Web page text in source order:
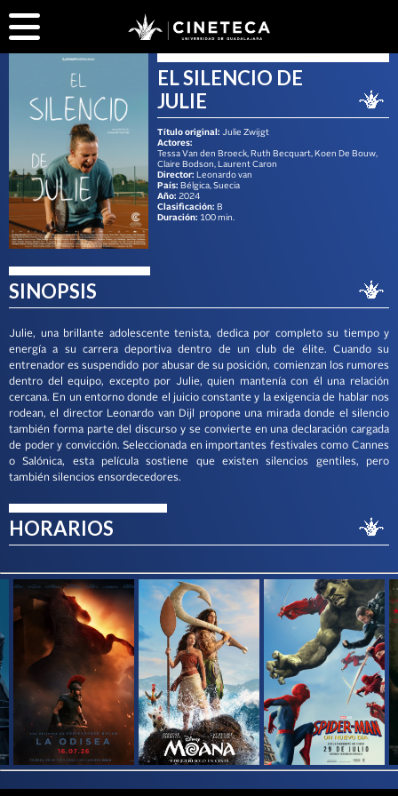
EL SILENCIO DE
JULIE
Título original: Julie Zwijgt
Actores:
Tessa Van den Broeck, Ruth Becquart, Koen De Bouw,
Claire Bodson, Laurent Caron
Director: Leonardo van
País: Bélgica, Suecia
Año: 2024
Clasificación: B
Duración: 100 min.
SINOPSIS
Julie, una brillante adolescente tenista, dedica por completo su tiempo y
energía a su carrera deportiva dentro de un club de élite. Cuando su
entrenador es suspendido por abusar de su posición, comienzan los rumores
dentro del equipo, excepto por Julie, quien mantenía con él una relación
cercana. En un entorno donde el juicio constante y la exigencia de hablar nos
rodean, el director Leonardo van Dijl propone una mirada donde el silencio
también forma parte del discurso y se convierte en una declaración cargada
de poder y convicción. Seleccionada en importantes festivales como Cannes
o Salónica, esta película sostiene que existen silencios gentiles, pero
también silencios ensordecedores.
HORARIOS